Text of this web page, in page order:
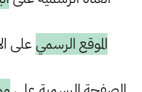
الموقع الرسمي على